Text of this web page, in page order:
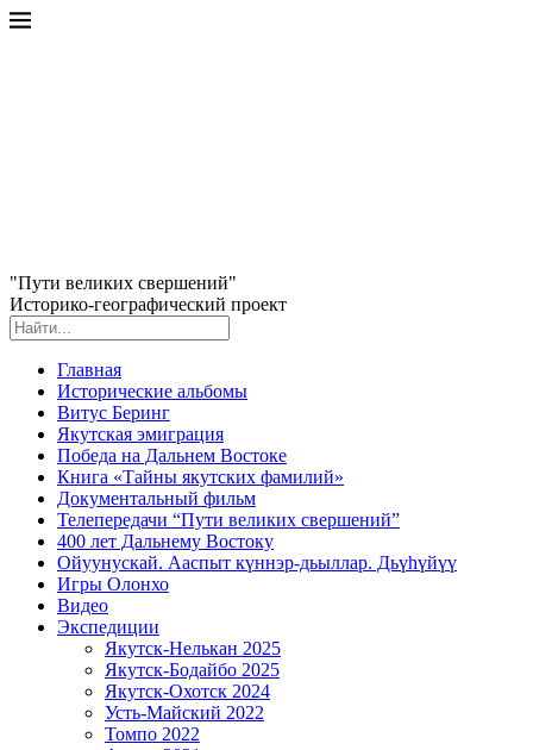
"Пути великих свершений"
Историко-географический проект
Главная
Исторические альбомы
Витус Беринг
Якутская эмиграция
Победа на Дальнем Востоке
Книга «Тайны якутских фамилий»
Документальный фильм
Телепередачи “Пути великих свершений”
400 лет Дальнему Востоку
Ойуунускай. Ааспыт күннэр-дьыллар. Дьүһүйүү
Игры Олонхо
Видео
Экспедиции
Якутск-Нелькан 2025
Якутск-Бодайбо 2025
Якутск-Охотск 2024
Усть-Майский 2022
Томпо 2022